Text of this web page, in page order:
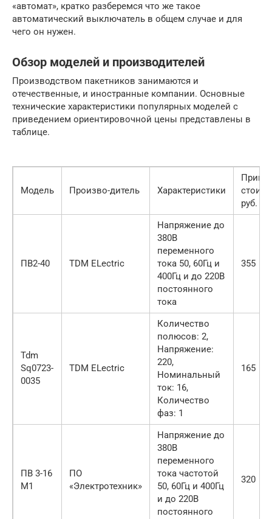
«автомат», кратко разберемся что же такое
автоматический выключатель в общем случае и для
чего он нужен.
Обзор моделей и производителей
Производством пакетников занимаются и
отечественные, и иностранные компании. Основные
технические характеристики популярных моделей с
приведением ориентировочной цены представлены в
таблице.
Модель Произво-дитель Характеристики
руб.
ПВ2-40 TDM ELectric
Напряжение до
380В
переменного
тока 50, 60Гц и
400Гц и до 220В
постоянного
тока
355
Tdm
Sq0723-
0035
TDM ELectric
Количество
полюсов: 2,
Напряжение:
220,
Номинальный
ток: 16,
Количество
фаз: 1
165
ПВ 3-16
М1
ПО
«Электротехник»
Напряжение до
380В
переменного
тока частотой
50, 60Гц и 400Гц
и до 220В
постоянного
320